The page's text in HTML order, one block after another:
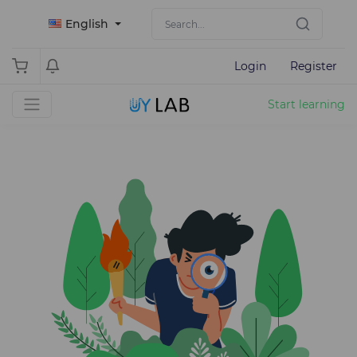
English
Login Register
Start learning